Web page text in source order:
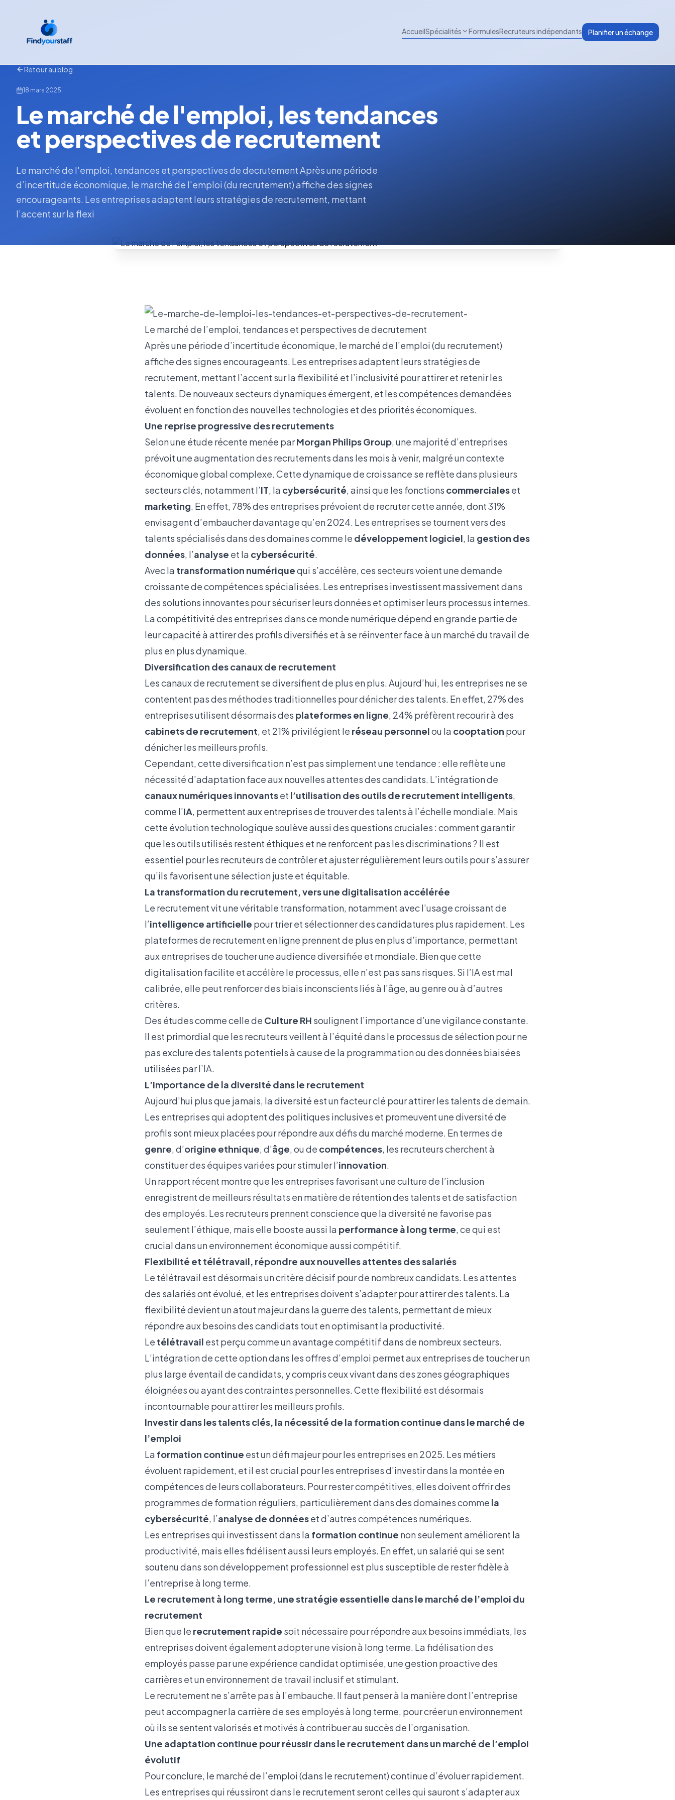
AccueilSpécialités FormulesRecruteurs indépendants Planifier un échange
Retour au blog
18 mars 2025
Le marché de l'emploi, les tendances
et perspectives de recrutement
Le marché de l'emploi, tendances et perspectives de decrutement Après une période
d’incertitude économique, le marché de l'emploi (du recrutement) affiche des signes
encourageants. Les entreprises adaptent leurs stratégies de recrutement, mettant
l’accent sur la flexi
Le marché de l’emploi, tendances et perspectives de decrutement
Après une période d’incertitude économique, le marché de l’emploi (du recrutement)
affiche des signes encourageants. Les entreprises adaptent leurs stratégies de
recrutement, mettant l’accent sur la flexibilité et l’inclusivité pour attirer et retenir les
talents. De nouveaux secteurs dynamiques émergent, et les compétences demandées
évoluent en fonction des nouvelles technologies et des priorités économiques.
Une reprise progressive des recrutements
Selon une étude récente menée parMorgan Philips Group, une majorité d’entreprises
prévoit une augmentation des recrutements dans les mois à venir, malgré un contexte
économique global complexe. Cette dynamique de croissance se reflète dans plusieurs
secteurs clés, notamment l’IT, la cybersécurité, ainsi que les fonctions commercialeset
marketing. En effet, 78% des entreprises prévoient de recruter cette année, dont 31%
envisagent d’embaucher davantage qu’en 2024. Les entreprises se tournent vers des
talents spécialisés dans des domaines comme le développement logiciel, la gestion des
données, l’analyse et la cybersécurité.
Avec la transformation numériquequi s’accélère, ces secteurs voient une demande
croissante de compétences spécialisées. Les entreprises investissent massivement dans
des solutions innovantes pour sécuriser leurs données et optimiser leurs processus internes.
La compétitivité des entreprises dans ce monde numérique dépend en grande partie de
leur capacité à attirer des profils diversifiés et à se réinventer face à un marché du travail de
plus en plus dynamique.
Diversification des canaux de recrutement
Les canaux de recrutement se diversifient de plus en plus. Aujourd’hui, les entreprises ne se
contentent pas des méthodes traditionnelles pour dénicher des talents. En effet, 27% des
entreprises utilisent désormais des plateformes en ligne, 24% préfèrent recourir à des
cabinets de recrutement, et 21% privilégient le réseau personnelou la cooptation pour
dénicher les meilleurs profils.
Cependant, cette diversification n’est pas simplement une tendance : elle reflète une
nécessité d’adaptation face aux nouvelles attentes des candidats. L’intégration de
canaux numériques innovantset l’utilisation des outils de recrutement intelligents,
comme l’IA, permettent aux entreprises de trouver des talents à l’échelle mondiale. Mais
cette évolution technologique soulève aussi des questions cruciales : comment garantir
que les outils utilisés restent éthiques et ne renforcent pas les discriminations ? Il est
essentiel pour les recruteurs de contrôler et ajuster régulièrement leurs outils pour s’assurer
qu’ils favorisent une sélection juste et équitable.
La transformation du recrutement, vers une digitalisation accélérée
Le recrutement vit une véritable transformation, notamment avec l’usage croissant de
l’intelligence artificielle pour trier et sélectionner des candidatures plus rapidement. Les
plateformes de recrutement en ligne prennent de plus en plus d’importance, permettant
aux entreprises de toucher une audience diversifiée et mondiale. Bien que cette
digitalisation facilite et accélère le processus, elle n’est pas sans risques. Si l’IA est mal
calibrée, elle peut renforcer des biais inconscients liés à l’âge, au genre ou à d’autres
critères.
Des études comme celle de Culture RH soulignent l’importance d’une vigilance constante.
Il est primordial que les recruteurs veillent à l’équité dans le processus de sélection pour ne
pas exclure des talents potentiels à cause de la programmation ou des données biaisées
utilisées par l’IA.
L’importance de la diversité dans le recrutement
Aujourd’hui plus que jamais, la diversité est un facteur clé pour attirer les talents de demain.
Les entreprises qui adoptent des politiques inclusives et promeuvent une diversité de
profils sont mieux placées pour répondre aux défis du marché moderne. En termes de
genre, d’origine ethnique, d’âge, ou de compétences, les recruteurs cherchent à
constituer des équipes variées pour stimuler l’innovation.
Un rapport récent montre que les entreprises favorisant une culture de l’inclusion
enregistrent de meilleurs résultats en matière de rétention des talents et de satisfaction
des employés. Les recruteurs prennent conscience que la diversité ne favorise pas
seulement l’éthique, mais elle booste aussi la performance à long terme, ce qui est
crucial dans un environnement économique aussi compétitif.
Flexibilité et télétravail, répondre aux nouvelles attentes des salariés
Le télétravail est désormais un critère décisif pour de nombreux candidats. Les attentes
des salariés ont évolué, et les entreprises doivent s’adapter pour attirer des talents. La
flexibilité devient un atout majeur dans la guerre des talents, permettant de mieux
répondre aux besoins des candidats tout en optimisant la productivité.
Le télétravail est perçu comme un avantage compétitif dans de nombreux secteurs.
L’intégration de cette option dans les offres d’emploi permet aux entreprises de toucher un
plus large éventail de candidats, y compris ceux vivant dans des zones géographiques
éloignées ou ayant des contraintes personnelles. Cette flexibilité est désormais
incontournable pour attirer les meilleurs profils.
Investir dans les talents clés, la nécessité de la formation continue dans le marché de
l’emploi
La formation continue est un défi majeur pour les entreprises en 2025. Les métiers
évoluent rapidement, et il est crucial pour les entreprises d’investir dans la montée en
compétences de leurs collaborateurs. Pour rester compétitives, elles doivent offrir des
programmes de formation réguliers, particulièrement dans des domaines comme la
cybersécurité, l’analyse de donnéeset d’autres compétences numériques.
Les entreprises qui investissent dans la formation continue non seulement améliorent la
productivité, mais elles fidélisent aussi leurs employés. En effet, un salarié qui se sent
soutenu dans son développement professionnel est plus susceptible de rester fidèle à
l’entreprise à long terme.
Le recrutement à long terme, une stratégie essentielle dans le marché de l’emploi du
recrutement
Bien que le recrutement rapide soit nécessaire pour répondre aux besoins immédiats, les
entreprises doivent également adopter une vision à long terme. La fidélisation des
employés passe par une expérience candidat optimisée, une gestion proactive des
carrières et un environnement de travail inclusif et stimulant.
Le recrutement ne s’arrête pas à l’embauche. Il faut penser à la manière dont l’entreprise
peut accompagner la carrière de ses employés à long terme, pour créer un environnement
où ils se sentent valorisés et motivés à contribuer au succès de l’organisation.
Une adaptation continue pour réussir dans le recrutement dans un marché de l’emploi
évolutif
Pour conclure, le marché de l’emploi (dans le recrutement) continue d’évoluer rapidement.
Les entreprises qui réussiront dans le recrutement seront celles qui sauront s’adapter aux